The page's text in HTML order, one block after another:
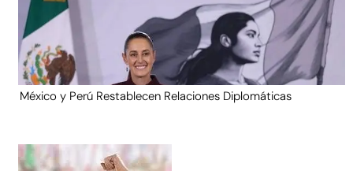
México y Perú Restablecen Relaciones Diplomáticas